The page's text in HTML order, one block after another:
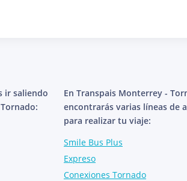
ir saliendo
En Transpais Monterrey -
encontrarás varias líneas de
para realizar tu viaje:
Smile Bus Plus
Expreso
Conexiones Tornado